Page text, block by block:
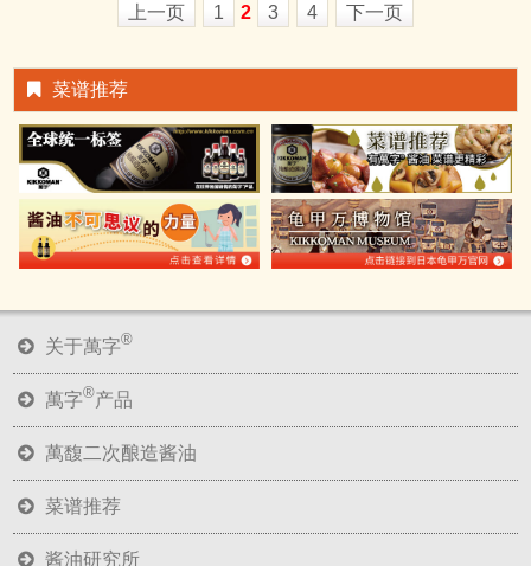
上一页 1 2 3 4 下一页
菜谱推荐
关于萬字®
萬字®产品
萬馥二次酿造酱油
菜谱推荐
酱油研究所